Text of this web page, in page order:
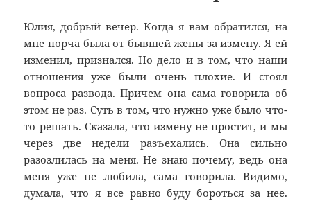
Юлия, добрый вечер. Когда я вам обратился, на
мне порча была от бывшей жены за измену. Я ей
изменил, признался. Но дело и в том, что наши
отношения уже были очень плохие. И стоял
вопроса развода. Причем она сама говорила об
этом не раз. Суть в том, что нужно уже было что-
то решать. Сказала, что измену не простит, и мы
через две недели разъехались. Она сильно
разозлилась на меня. Не знаю почему, ведь она
меня уже не любила, сама говорила. Видимо,
думала, что я все равно буду бороться за нее.